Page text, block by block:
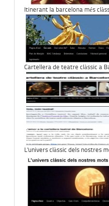
Itinerant la barcelona més
Cartellera de teatre clàssic a
L'univers clàssic dels nostres